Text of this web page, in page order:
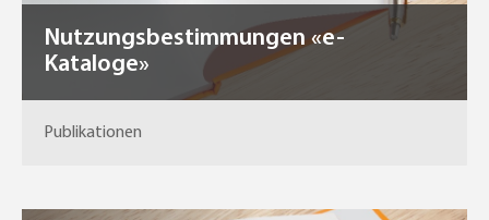
Nutzungsbestimmungen «e-
Kataloge»
Publikationen